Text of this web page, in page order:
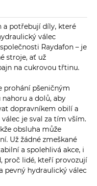
a potřebují díly, které
válec
Raydafon – je
stroje, ať už
na cukrovou třtinu.
prohání pšeničným
a dolů, aby
dopravníkem obilí a
je sval za tím vším.
obsluha může
Už žádné zmeškané
a spolehlivá akce, i
proč lidé, kteří provozují
pevný hydraulický válec